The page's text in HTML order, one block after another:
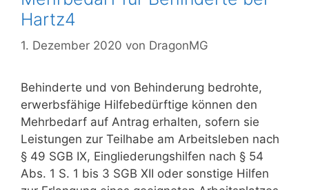
Hartz4
1. Dezember 2020 von DragonMG
Behinderte und von Behinderung bedrohte,
erwerbsfähige Hilfebedürftige können den
Mehrbedarf auf Antrag erhalten, sofern sie
Leistungen zur Teilhabe am Arbeitsleben nach
§ 49 SGB IX, Eingliederungshilfen nach § 54
Abs. 1 S. 1 bis 3 SGB XII oder sonstige Hilfen